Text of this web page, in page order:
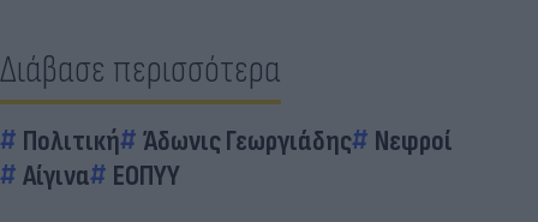
Διάβασε περισσότερα
Πολιτική Άδωνις Γεωργιάδης
Νεφροί
Αίγινα
ΕΟΠΥΥ